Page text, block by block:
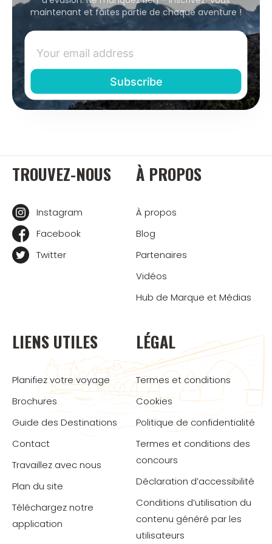
maintenant et faites partie de chaque aventure !
TROUVEZ-NOUS
Instagram
Facebook
Twitter
À PROPOS
À propos
Blog
Partenaires
Vidéos
Hub de Marque et Médias
LIENS UTILES
Planifiez votre voyage
Brochures
Guide des Destinations
Contact
Travaillez avec nous
Plan du site
Téléchargez notre
application
LÉGAL
Termes et conditions
Cookies
Politique de confidentialité
Termes et conditions des
concours
Déclaration d’accessibilité
Conditions d’utilisation du
contenu généré par les
utilisateurs